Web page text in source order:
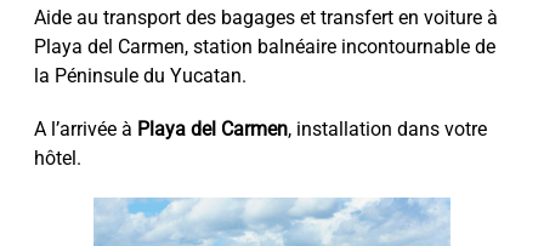
Aide au transport des bagages et transfert en voiture à
Playa del Carmen, station balnéaire incontournable de
la Péninsule du Yucatan.
A l’arrivée à Playa del Carmen, installation dans votre
hôtel.